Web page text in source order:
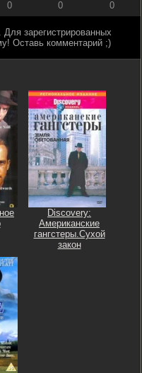
0 0 0
зарегистрированных
Оставь комментарий ;)
Discovery:
Американские
гангстеры.Сухой
закон